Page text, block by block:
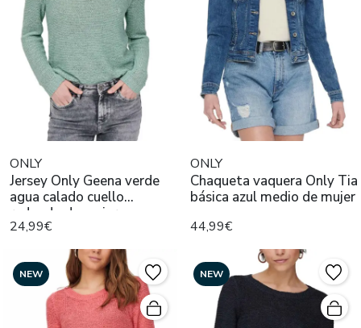
ONLY
Jersey Only Geena verde
agua calado cuello
redondo de mujer
24,99€
ONLY
Chaqueta vaquera Only Tia
básica azul medio de mujer
44,99€
NEW NEW